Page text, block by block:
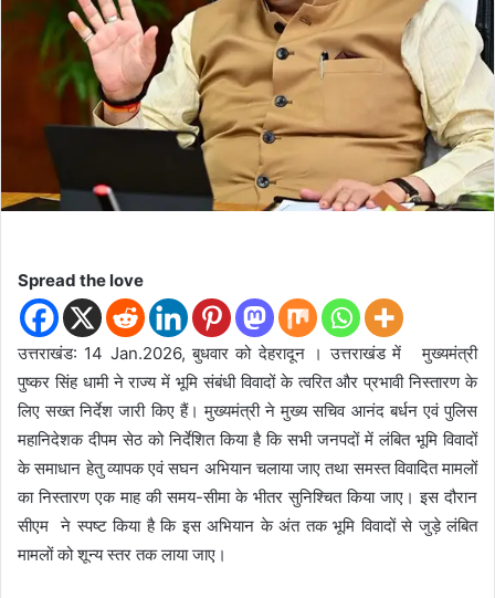
a
i
l
Spread the love
उत्तराखंड: 14 Jan.2026, बुधवार को देहरादून । उत्तराखंड में मुख्यमंत्री
पुष्कर सिंह धामी ने राज्य में भूमि संबंधी विवादों के त्वरित और प्रभावी निस्तारण के
लिए सख्त निर्देश जारी किए हैं। मुख्यमंत्री ने मुख्य सचिव आनंद बर्धन एवं पुलिस
महानिदेशक दीपम सेठ को निर्देशित किया है कि सभी जनपदों में लंबित भूमि विवादों
के समाधान हेतु व्यापक एवं सघन अभियान चलाया जाए तथा समस्त विवादित मामलों
का निस्तारण एक माह की समय-सीमा के भीतर सुनिश्चित किया जाए। इस दौरान
सीएम ने स्पष्ट किया है कि इस अभियान के अंत तक भूमि विवादों से जुड़े लंबित
मामलों को शून्य स्तर तक लाया जाए।